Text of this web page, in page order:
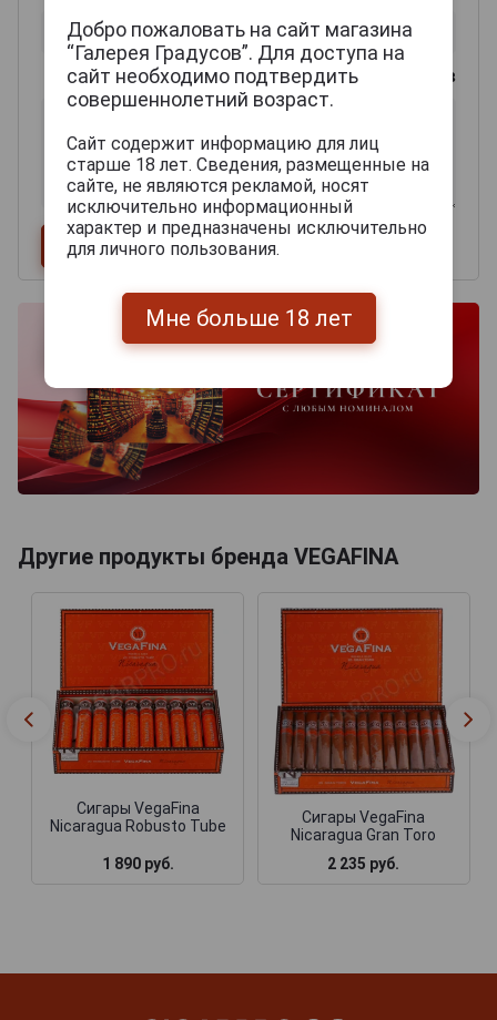
0из 2000 знаков
Другие продукты бренда VEGAFINA
Сигары VegaFina
Nicaragua Robusto Tube
1 890 руб.
Сигары VegaFina
Nicaragua Gran Toro
2 235 руб.
Добро пожаловать на сайт магазина
“Галерея Градусов”. Для доступа на
сайт необходимо подтвердить
совершеннолетний возраст.
Сайт содержит информацию для лиц
старше 18 лет. Сведения, размещенные на
сайте, не являются рекламой, носят
исключительно информационный
характер и предназначены исключительно
для личного пользования.
Мне больше 18 лет